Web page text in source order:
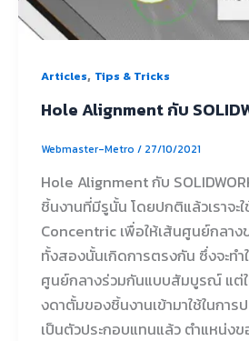
Articles, Tips & Tricks
Hole Alignment กับ
Webmaster-Metro / 27/10/2021
Hole Alignment กับ
ชิ้นงานที่มีรูนั้น โดยปกติแล้วเราจะ
Concentric เพื่อให้เส้นศูนย์กลา
ทั้งสองนั้นเกิดการตรงกัน ซึ่งจะท
ศูนย์กลางร่วมกันแบบสัมบูรณ์ แต่ใ
งดาตั้มของชิ้นงานเข้ามาใช้ในการ
เป็นตัวประกอบแทนแล้ว ตำแหน่ง